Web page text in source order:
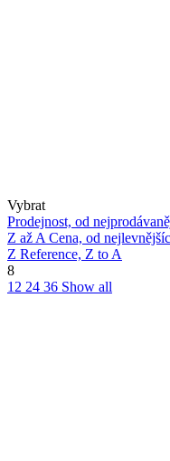
Vybrat
Prodejnost, od
Z až A Cena, od
Z Reference, Z to A
8
12 24 36 Show all